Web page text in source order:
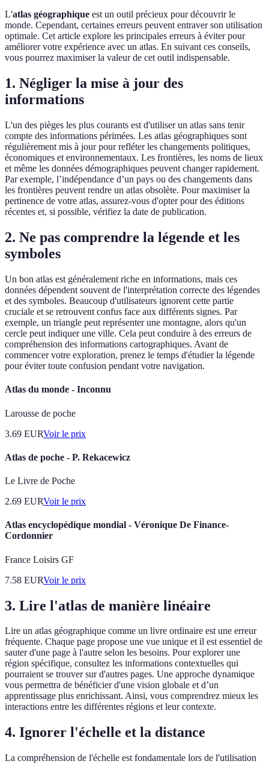
L'atlas géographique est un outil précieux pour découvrir le
monde. Cependant, certaines erreurs peuvent entraver son utilisation
optimale. Cet article explore les principales erreurs à éviter pour
améliorer votre expérience avec un atlas. En suivant ces conseils,
vous pourrez maximiser la valeur de cet outil indispensable.
1. Négliger la mise à jour des
informations
L'un des pièges les plus courants est d'utiliser un atlas sans tenir
compte des informations périmées. Les atlas géographiques sont
régulièrement mis à jour pour refléter les changements politiques,
économiques et environnementaux. Les frontières, les noms de lieux
et même les données démographiques peuvent changer rapidement.
Par exemple, l’indépendance d’un pays ou des changements dans
les frontières peuvent rendre un atlas obsolète. Pour maximiser la
pertinence de votre atlas, assurez-vous d'opter pour des éditions
récentes et, si possible, vérifiez la date de publication.
2. Ne pas comprendre la légende et les
symboles
Un bon atlas est généralement riche en informations, mais ces
données dépendent souvent de l'interprétation correcte des légendes
et des symboles. Beaucoup d'utilisateurs ignorent cette partie
cruciale et se retrouvent confus face aux différents signes. Par
exemple, un triangle peut représenter une montagne, alors qu'un
cercle peut indiquer une ville. Cela peut conduire à des erreurs de
compréhension des informations cartographiques. Avant de
commencer votre exploration, prenez le temps d'étudier la légende
pour éviter toute confusion pendant votre navigation.
Atlas du monde - Inconnu
Larousse de poche
3.69 EURVoir le prix
Atlas de poche - P. Rekacewicz
Le Livre de Poche
2.69 EURVoir le prix
Atlas encyclopédique mondial - Véronique De Finance-
Cordonnier
France Loisirs GF
7.58 EURVoir le prix
3. Lire l'atlas de manière linéaire
Lire un atlas géographique comme un livre ordinaire est une erreur
fréquente. Chaque page propose une vue unique et il est essentiel de
sauter d'une page à l'autre selon les besoins. Pour explorer une
région spécifique, consultez les informations contextuelles qui
pourraient se trouver sur d'autres pages. Une approche dynamique
vous permettra de bénéficier d'une vision globale et d’un
apprentissage plus enrichissant. Ainsi, vous comprendrez mieux les
interactions entre les différentes régions et leur contexte.
4. Ignorer l'échelle et la distance
La compréhension de l'échelle est fondamentale lors de l'utilisation